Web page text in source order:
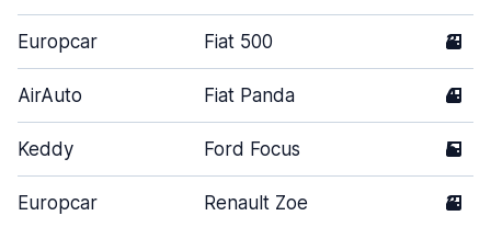
Europcar Fiat 500 3
AirAuto Fiat Panda 4
Keddy Ford Focus 5
Europcar Renault Zoe 3